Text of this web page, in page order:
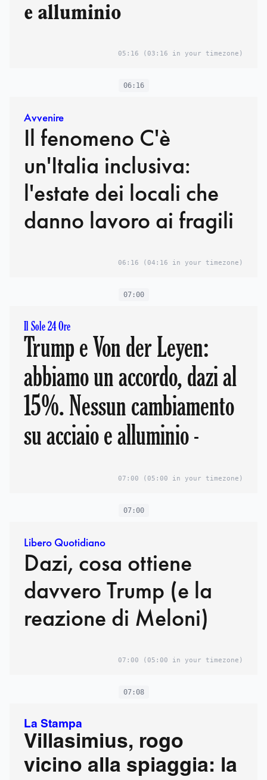
e alluminio
05:16 (03:16 in your timezone)
06:16
Avvenire
Il fenomeno C'è
un'Italia inclusiva:
l'estate dei locali che
danno lavoro ai fragili
06:16 (04:16 in your timezone)
07:00
Il Sole 24 Ore
Trump e Von der Leyen:
abbiamo un accordo, dazi al
15%. Nessun cambiamento
su acciaio e alluminio -
07:00 (05:00 in your timezone)
07:00
Libero Quotidiano
Dazi, cosa ottiene
davvero Trump (e la
reazione di Meloni)
07:00 (05:00 in your timezone)
07:08
La Stampa
Villasimius, rogo
vicino alla spiaggia: la